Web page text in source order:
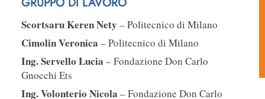
Scortsaru Keren Nety – Politecnico di Milano
Cimolin Veronica – Politecnico di Milano
Ing. Servello Lucia – Fondazione Don Carlo
Gnocchi Ets
Ing. Volonterio Nicola – Fondazione Don Carlo